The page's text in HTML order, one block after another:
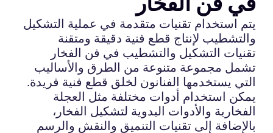
يتم استخدام تقنيات متقدمة في عملية التشكيل
والتشطيب لإنتاج قطع فنية دقيقة ومتقنة
تقنيات التشكيل والتشطيب في فن الفخار
تشمل مجموعة متنوعة من الطرق والأساليب
التي يستخدمها الفنانون لخلق قطع فنية فريدة.
يمكن استخدام أدوات مختلفة مثل العجلة
الفخارية والأدوات اليدوية لتشكيل الفخار،
بالإضافة إلى تقنيات التنميق والنقش والرسم